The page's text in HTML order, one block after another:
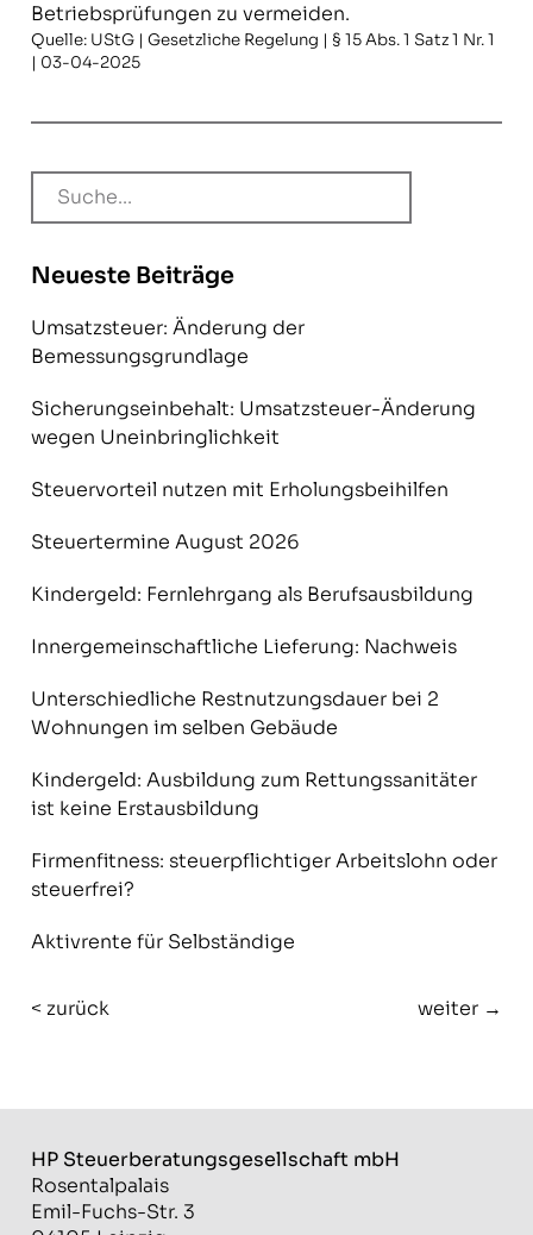
Betriebsprüfungen zu vermeiden.
Quelle: UStG | Gesetzliche Regelung | § 15 Abs. 1 Satz 1 Nr. 1
| 03-04-2025
Neueste Beiträge
Umsatzsteuer: Änderung der
Bemessungsgrundlage
Sicherungseinbehalt: Umsatzsteuer-Änderung
wegen Uneinbringlichkeit
Steuervorteil nutzen mit Erholungsbeihilfen
Steuertermine August 2026
Kindergeld: Fernlehrgang als Berufsausbildung
Innergemeinschaftliche Lieferung: Nachweis
Unterschiedliche Restnutzungsdauer bei 2
Wohnungen im selben Gebäude
Kindergeld: Ausbildung zum Rettungssanitäter
ist keine Erstausbildung
Firmenfitness: steuerpflichtiger Arbeitslohn oder
steuerfrei?
Aktivrente für Selbständige
< zurück weiter →
HP Steuerberatungs­gesellschaft mbH
Rosentalpalais
Emil-Fuchs-Str. 3